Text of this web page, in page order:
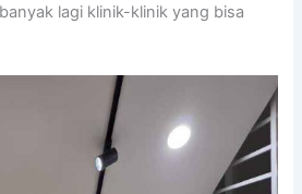
lagi klinik-klinik yang bisa